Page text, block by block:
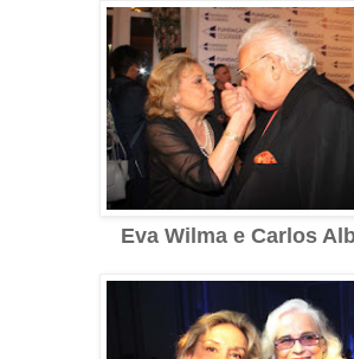
Eva Wilma e Carlos